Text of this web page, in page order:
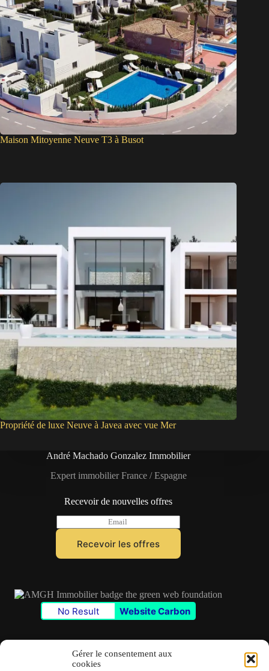
Gérer le consentement aux
cookies
Maison Mitoyenne Neuve T3 à Busot
Propriété de luxe Neuve à Javea avec vue Mer
André Machado Gonzalez Immobilier
Expert immobilier France / Espagne
Recevoir de nouvelles offres
m
l
Recevoir les offres
No Result Website Carbon